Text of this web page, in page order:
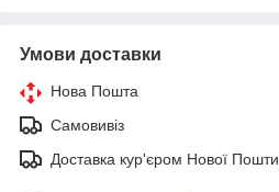
Умови доставки
Нова Пошта
Самовивіз
Доставка кур'єром Нової Пошти